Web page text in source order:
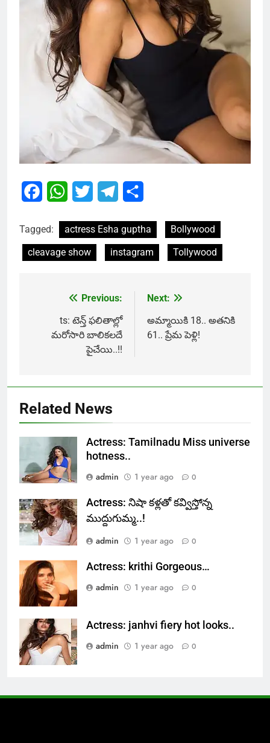
FacebookWhatsApp
Twitter Telegram
Tagged: actress Esha guptha
Bollywood
cleavage show
instagram Tollywood
navigation
Previous:
ts: టెన్త్ ఫలితాల్లో
మరోసారి బాలికలదే
పైచేయి..!!
Next:
అమ్మాయికి 18.. అతనికి
61.. ప్రేమ పెళ్లి!
Related News
Actress: Tamilnadu Miss universe
hotness..
admin
1 year ago 0
Actress: నిషా కళ్లతో కవ్విస్తోన్న
ముద్దుగుమ్మ..!
admin
1 year ago 0
Actress: krithi Gorgeous…
admin
1 year ago 0
Actress: janhvi fiery hot looks..
admin
1 year ago 0